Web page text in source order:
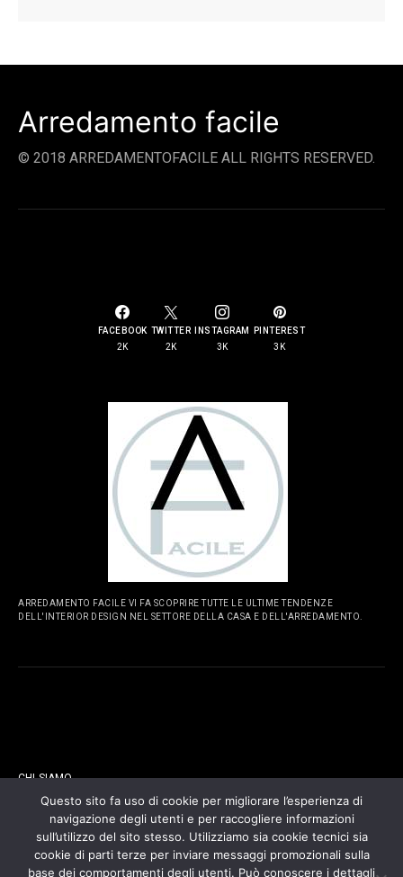
Arredamento facile
© 2018 ARREDAMENTOFACILE ALL RIGHTS RESERVED.
FACEBOOK
2K
TWITTER
2K
INSTAGRAM
3K
PINTEREST
3K
ARREDAMENTO FACILE VI FA SCOPRIRE TUTTE LE ULTIME TENDENZE
DELL'INTERIOR DESIGN NEL SETTORE DELLA CASA E DELL'ARREDAMENTO.
CHI SIAMO
CONTATTI
COOKIES POLICY
Questo sito fa uso di cookie per migliorare l’esperienza di
navigazione degli utenti e per raccogliere informazioni
sull’utilizzo del sito stesso. Utilizziamo sia cookie tecnici sia
cookie di parti terze per inviare messaggi promozionali sulla
base dei comportamenti degli utenti. Può conoscere i dettagli